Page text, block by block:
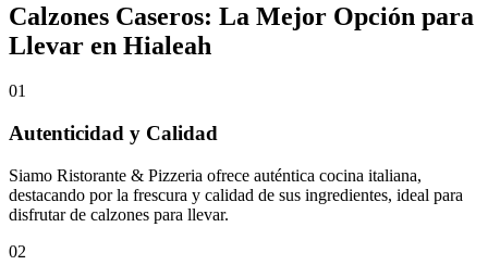
Calzones Caseros: La Mejor Opción para
Llevar en Hialeah
01
Autenticidad y Calidad
Siamo Ristorante & Pizzeria ofrece auténtica cocina italiana,
destacando por la frescura y calidad de sus ingredientes, ideal para
disfrutar de calzones para llevar.
02